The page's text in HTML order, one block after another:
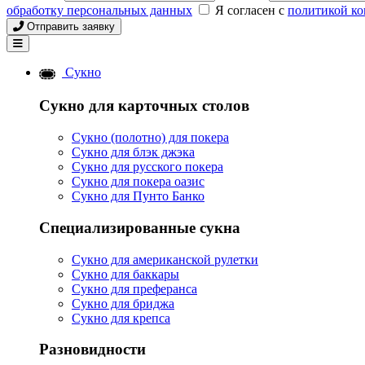
обработку персональных данных
Я согласен с политикой
Отправить заявку
Сукно
Сукно для карточных столов
Сукно (полотно) для покера
Сукно для блэк джэка
Сукно для русского покера
Сукно для покера оазис
Сукно для Пунто Банко
Специализированные сукна
Сукно для американской рулетки
Сукно для баккары
Сукно для преферанса
Сукно для бриджа
Сукно для крепса
Разновидности